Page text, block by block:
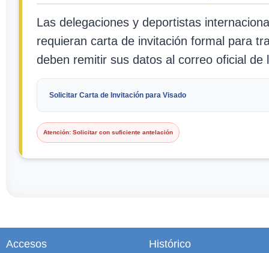
Las delegaciones y deportistas
requieran carta de invitación formal para
deben remitir sus datos al correo oficial de
Solicitar Carta de Invitación para Visado
Atención: Solicitar con suficiente antelación
Accesos Histórico